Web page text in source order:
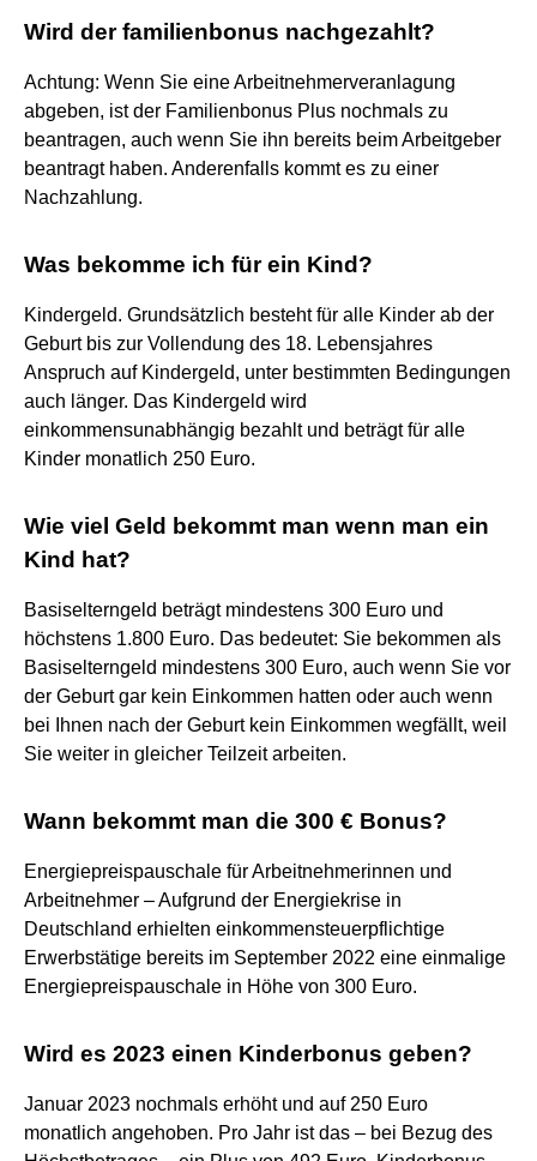
Wird der familienbonus nachgezahlt?
Achtung: Wenn Sie eine Arbeitnehmerveranlagung
abgeben, ist der Familienbonus Plus nochmals zu
beantragen, auch wenn Sie ihn bereits beim Arbeitgeber
beantragt haben. Anderenfalls kommt es zu einer
Nachzahlung.
Was bekomme ich für ein Kind?
Kindergeld. Grundsätzlich besteht für alle Kinder ab der
Geburt bis zur Vollendung des 18. Lebensjahres
Anspruch auf Kindergeld, unter bestimmten Bedingungen
auch länger. Das Kindergeld wird
einkommensunabhängig bezahlt und beträgt für alle
Kinder monatlich 250 Euro.
Wie viel Geld bekommt man wenn man ein
Kind hat?
Basiselterngeld beträgt mindestens 300 Euro und
höchstens 1.800 Euro. Das bedeutet: Sie bekommen als
Basiselterngeld mindestens 300 Euro, auch wenn Sie vor
der Geburt gar kein Einkommen hatten oder auch wenn
bei Ihnen nach der Geburt kein Einkommen wegfällt, weil
Sie weiter in gleicher Teilzeit arbeiten.
Wann bekommt man die 300 € Bonus?
Energiepreispauschale für Arbeitnehmerinnen und
Arbeitnehmer – Aufgrund der Energiekrise in
Deutschland erhielten einkommensteuerpflichtige
Erwerbstätige bereits im September 2022 eine einmalige
Energiepreispauschale in Höhe von 300 Euro.
Wird es 2023 einen Kinderbonus geben?
Januar 2023 nochmals erhöht und auf 250 Euro
monatlich angehoben. Pro Jahr ist das – bei Bezug des